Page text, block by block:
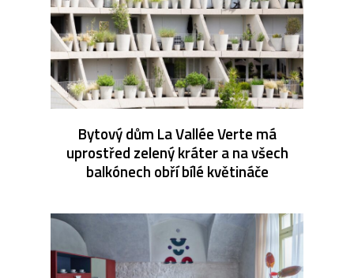
Bytový dům La Vallée Verte má
uprostřed zelený kráter a na všech
balkónech obří bílé květináče